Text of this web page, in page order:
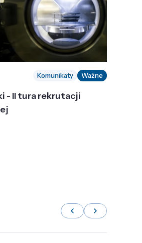
Komunikaty Ważne
- II tura rekrutacji